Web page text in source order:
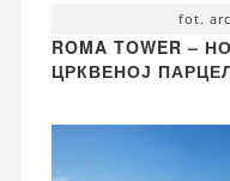
fot.
ROMA TOWER –
ЦРКВЕНОЈ